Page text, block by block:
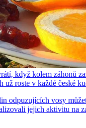
když kolem záhonů
už roste v každé české
odpuzujících vosy
jejich aktivitu na